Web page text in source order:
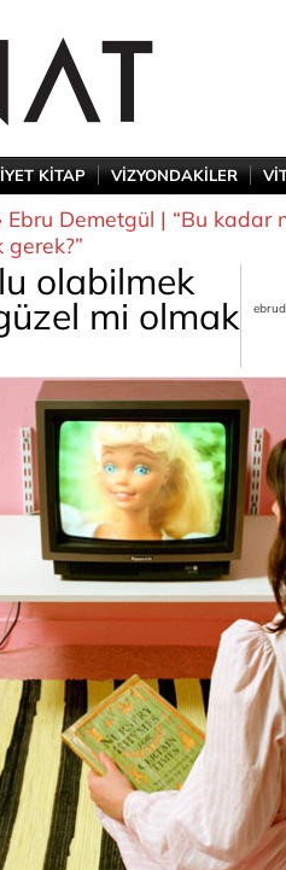
KİTAP VİZYONDAKİLER
Ebru Demetgül | “Bu kadar
olabilmek
mi olmak